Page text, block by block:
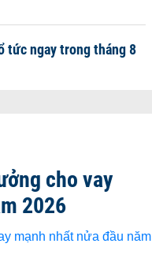
tức ngay trong tháng 8
cho vay
2026